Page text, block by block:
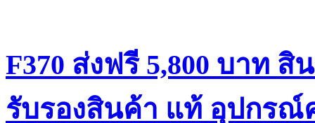
F370 ส่งฟรี 5,800 บาท
รับรองสินค้า แท้ อุปกรณ์